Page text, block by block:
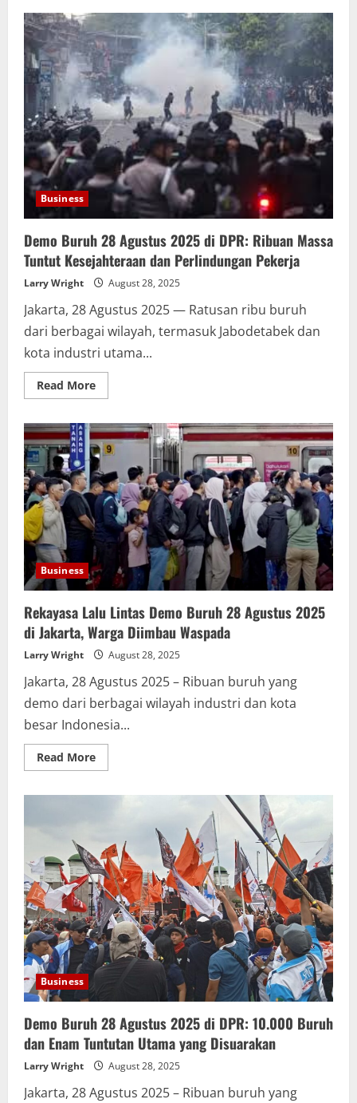
Imbau
Pegawai
Kerja
dari
Rumah
Antisipasi
Demo
Buruh
28
Agustus
2025
Business
Demo Buruh 28 Agustus 2025 di DPR: Ribuan Massa
Tuntut Kesejahteraan dan Perlindungan Pekerja
Larry Wright August 28, 2025
Jakarta, 28 Agustus 2025 — Ratusan ribu buruh
dari berbagai wilayah, termasuk Jabodetabek dan
kota industri utama...
Read MoreRead
more
Buruh
28
Agustus
2025
di
DPR:
Ribuan
Massa
Tuntut
Kesejahteraan
dan
Perlindungan
Pekerja
Business
Rekayasa Lalu Lintas Demo Buruh 28 Agustus 2025
di Jakarta, Warga Diimbau Waspada
Larry Wright August 28, 2025
Jakarta, 28 Agustus 2025 – Ribuan buruh yang
demo dari berbagai wilayah industri dan kota
besar Indonesia...
Read MoreRead
more
28
Agustus
2025
di
Jakarta,
Warga
Diimbau
Waspada
Business
Demo Buruh 28 Agustus 2025 di DPR: 10.000 Buruh
dan Enam Tuntutan Utama yang Disuarakan
Larry Wright August 28, 2025
Jakarta, 28 Agustus 2025 – Ribuan buruh yang